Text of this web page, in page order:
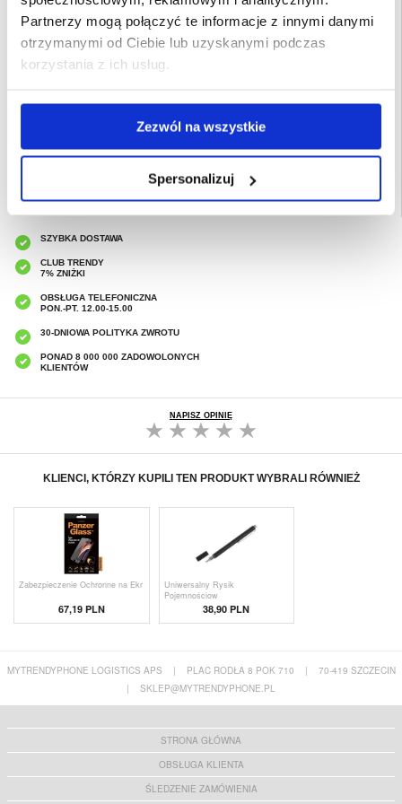
Partnerzy mogą połączyć te informacje z innymi danymi
otrzymanymi od Ciebie lub uzyskanymi podczas
korzystania z ich usług.
Zezwól na wszystkie
Spersonalizuj
jedno duże przegródki na gotówkę lub podobne przedmioty
- Do wykonania tego wysokiej jakości etui-portfela do telefonu Motorola Moto
G55 użyto materiału TPU i prawdziwej skóry
Przeznaczenie:Motorola Moto G55
Opakowanie: Zastępcze
EAN: 5714122488541
Akcesoria do telefonów,Etui & Akcesoria Motorola
SZYBKA DOSTAWA
CLUB TRENDY
7% ZNIŻKI
OBSŁUGA TELEFONICZNA
PON.-PT. 12.00-15.00
30-DNIOWA POLITYKA ZWROTU
PONAD 8 000 000 ZADOWOLONYCH
KLIENTÓW
NAPISZ OPINIĘ
KLIENCI, KTÓRZY KUPILI TEN PRODUKT WYBRALI RÓWNIEŻ
Zabezpieczenie Ochronne na Ekr
67,19 PLN
Uniwersalny Rysik
Pojemnościow
38,90 PLN
MYTRENDYPHONE LOGISTICS APS | PLAC RODŁA 8 POK 710 |
70-419 SZCZECIN
|
SKLEP@MYTRENDYPHONE.PL
STRONA GŁÓWNA
OBSŁUGA KLIENTA
ŚLEDZENIE ZAMÓWIENIA